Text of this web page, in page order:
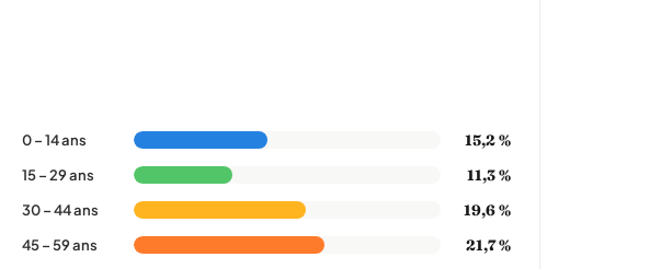
0 – 14 ans 15,2 %
15 – 29 ans 11,3 %
30 – 44 ans 19,6 %
45 – 59 ans 21,7 %